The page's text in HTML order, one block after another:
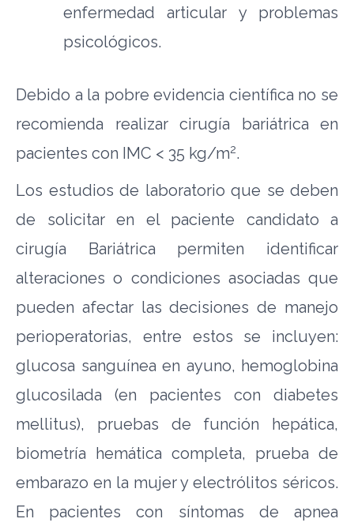
enfermedad articular y problemas
psicológicos.
Debido a la pobre evidencia científica no se
recomienda realizar cirugía bariátrica en
pacientes con IMC < 35 kg/m2.
Los estudios de laboratorio que se deben
de solicitar en el paciente candidato a
cirugía Bariátrica permiten identificar
alteraciones o condiciones asociadas que
pueden afectar las decisiones de manejo
perioperatorias, entre estos se incluyen:
glucosa sanguínea en ayuno, hemoglobina
glucosilada (en pacientes con diabetes
mellitus), pruebas de función hepática,
biometría hemática completa, prueba de
embarazo en la mujer y electrólitos séricos.
En pacientes con síntomas de apnea